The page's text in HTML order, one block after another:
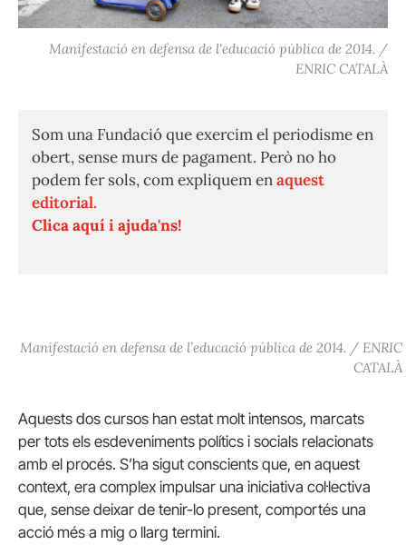
Manifestació en defensa de l'educació pública de 2014. /
ENRIC CATALÀ
Som una Fundació que exercim el periodisme en
obert, sense murs de pagament. Però no ho
podem fer sols, com expliquem enaquest
editorial.
Clica aquí i ajuda'ns!
Manifestació en defensa de l’educació pública de 2014. / ENRIC
CATALÀ
Aquests dos cursos han estat molt intensos, marcats
per tots els esdeveniments polítics i socials relacionats
amb el procés. S’ha sigut conscients que, en aquest
context, era complex impulsar una iniciativa col·lectiva
que, sense deixar de tenir-lo present, comportés una
acció més a mig o llarg termini.